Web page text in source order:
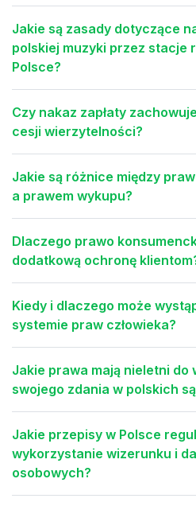
Jakie są zasady dotyczące
polskiej muzyki przez stacje
Polsce?
Czy nakaz zapłaty
cesji wierzytelności?
Jakie są różnice między
a prawem wykupu?
Dlaczego prawo
dodatkową ochronę
Kiedy i dlaczego może
systemie praw człowieka?
Jakie prawa mają nieletni do
swojego zdania w polskich
Jakie przepisy w Polsce
wykorzystanie wizerunku i
osobowych?